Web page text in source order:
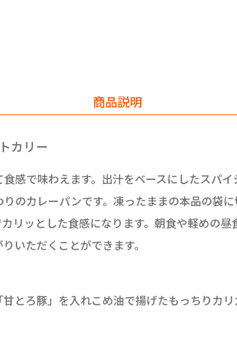
商品説明
カリー
感で味わえます。出汁をベースにしたスパ
のカレーパンです。凍ったままの本品の袋
リッとした食感になります。朝食や軽めの
いただくことができます。
とろ豚」を入れこめ油で揚げたもっちりカリ